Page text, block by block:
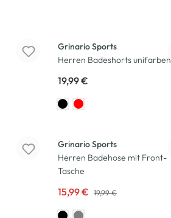
Grinario Sports
Herren Badeshorts unifarben
19,99 €
Grinario Sports
Herren Badehose mit Front-
Tasche
15,99 € 19,99 €